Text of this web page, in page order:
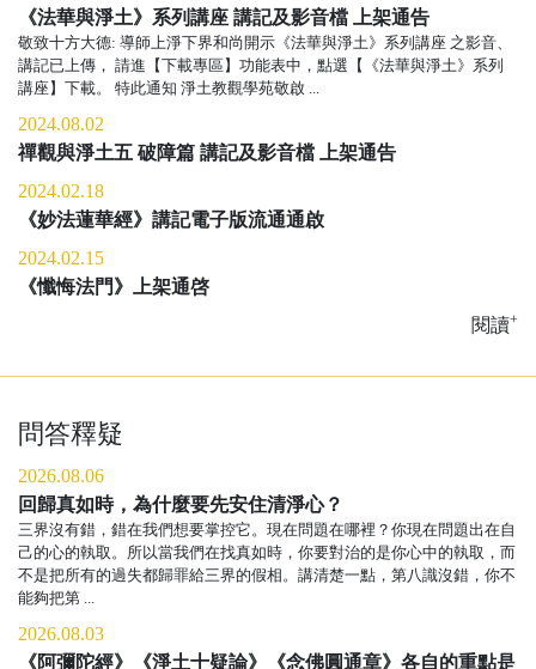
《法華與淨土》系列講座 講記及影音檔 上架通告
敬致十方大德: 導師上淨下界和尚開示《法華與淨土》系列講座 之影音、
講記已上傳， 請進【下載專區】功能表中，點選【《法華與淨土》系列
講座】下載。 特此通知 淨土教觀學苑敬啟 ...
2024.08.02
禪觀與淨土五 破障篇 講記及影音檔 上架通告
2024.02.18
《妙法蓮華經》講記電子版流通通啟
2024.02.15
《懺悔法門》上架通啓
閱讀+
問答釋疑
2026.08.06
回歸真如時，為什麼要先安住清淨心？
三界沒有錯，錯在我們想要掌控它。現在問題在哪裡？你現在問題出在自
己的心的執取。所以當我們在找真如時，你要對治的是你心中的執取，而
不是把所有的過失都歸罪給三界的假相。講清楚一點，第八識沒錯，你不
能夠把第 ...
2026.08.03
《阿彌陀經》《淨土十疑論》《念佛圓通章》各自的重點是